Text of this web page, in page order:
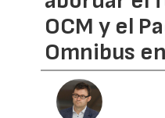
OCM y el
Omnibus